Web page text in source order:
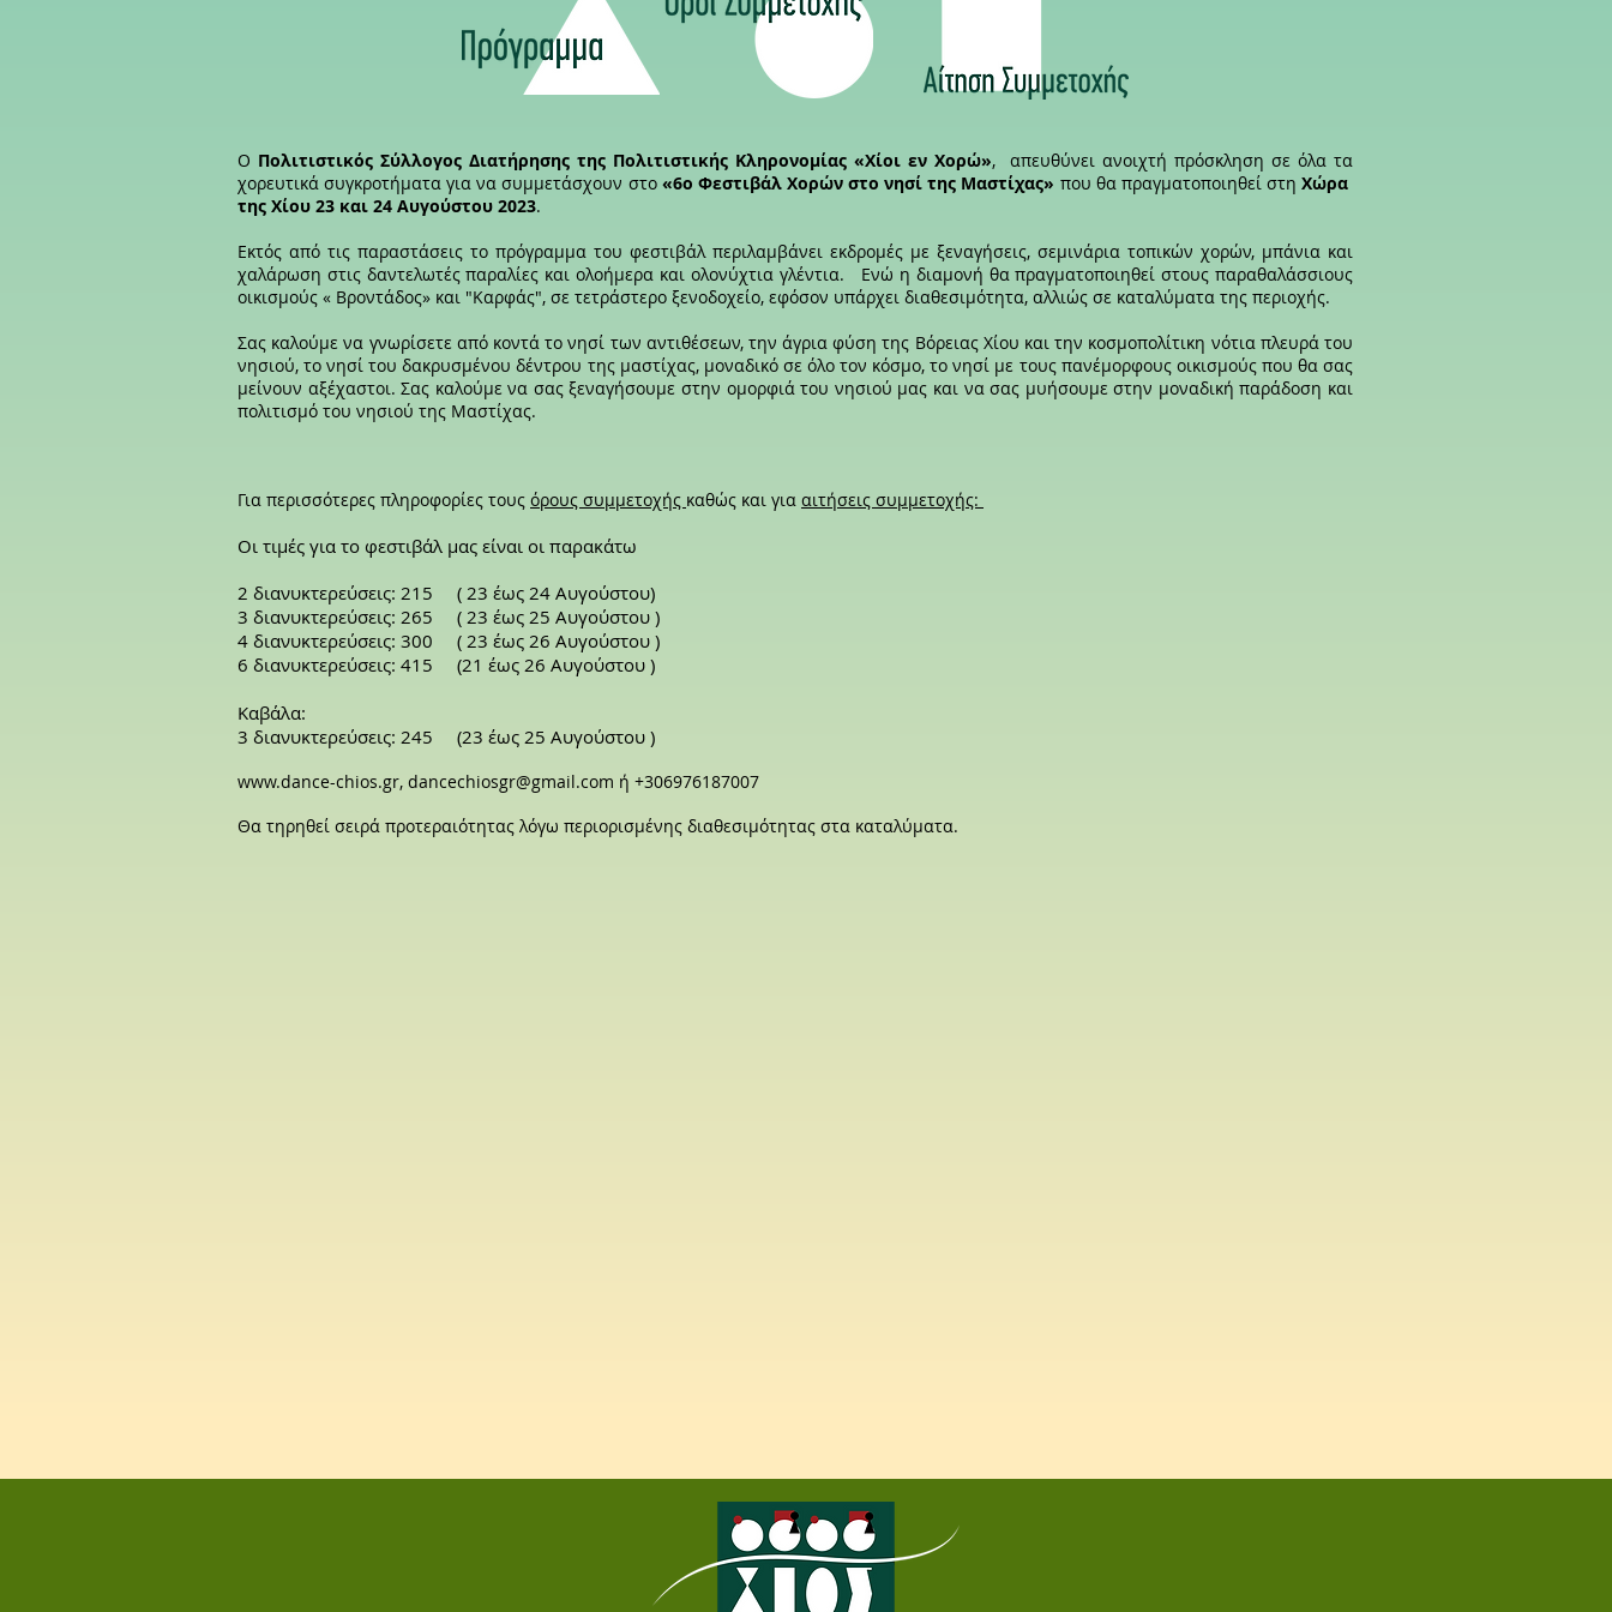
Ο Πολιτιστικός Σύλλογος Διατήρησης της Πολιτιστικής Κληρονομίας «Χίοι εν Χορώ», απευθύνει ανοιχτή πρόσκληση σε όλα τα
χορευτικά συγκροτήματα για να συμμετάσχουν στο «6ο Φεστιβάλ Χορών στο νησί της Μαστίχας» που θα πραγματοποιηθεί στηΧώρα
της Χίου 23 και 24 Αυγούστου 2023.
Εκτός από τις παραστάσεις το πρόγραμμα του φεστιβάλ περιλαμβάνει εκδρομές με ξεναγήσεις, σεμινάρια τοπικών χορών, μπάνια και
χαλάρωση στις δαντελωτές παραλίες και ολοήμερα και ολονύχτια γλέντια. Ενώ η διαμονή θα πραγματοποιηθεί στoυς παραθαλάσσιους
οικισμούς « Βροντάδος» και "Καρφάς", σε τετράστερο ξενοδοχείο, εφόσον υπάρχει διαθεσιμότητα, αλλιώς σε καταλύματα της περιοχής.
Σας καλούμε να γνωρίσετε από κοντά το νησί των αντιθέσεων, την άγρια φύση της Βόρειας Χίου και την κοσμοπολίτικη νότια πλευρά του
νησιού, το νησί του δακρυσμένου δέντρου της μαστίχας, μοναδικό σε όλο τον κόσμο, το νησί με τους πανέμορφους οικισμούς που θα σας
μείνουν αξέχαστοι. Σας καλούμε να σας ξεναγήσουμε στην ομορφιά του νησιού μας και να σας μυήσουμε στην μοναδική παράδοση και
πολιτισμό του νησιού της Μαστίχας.
Για περισσότερες πληροφορίες τους όρους συμμετοχής καθώς και για αιτήσεις συμμετοχής:
Οι τιμές για το φεστιβάλ μας είναι οι παρακάτω
2 διανυκτερεύσεις: 21 5 ( 23 έως 24 Αυγούστου)
3 διανυκτερεύσεις: 265 ( 23 έως 25 Αυγούστου )
4 διανυκτερεύσεις: 300 ( 23 έως 26 Αυγούστου )
6 διανυκτερεύσεις: 415 (21 έως 26 Αυγούστου )
Καβάλα:
3 διανυκτερεύσεις: 245 (23 έως 25 Αυγούστου )
www.dance-chios.gr, dancechiosgr@gmail.com ή +306976187007
Θα τηρηθεί σειρά προτεραιότητας λόγω περιορισμένης διαθεσιμότητας στα καταλύματα.